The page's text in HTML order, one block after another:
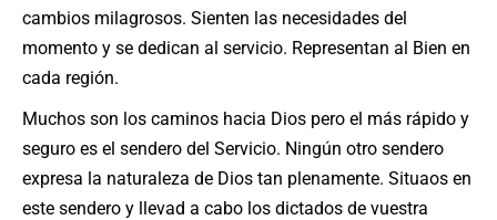
cambios milagrosos. Sienten las necesidades del
momento y se dedican al servicio. Representan al Bien en
cada región.
Muchos son los caminos hacia Dios pero el más rápido y
seguro es el sendero del Servicio. Ningún otro sendero
expresa la naturaleza de Dios tan plenamente. Situaos en
este sendero y llevad a cabo los dictados de vuestra